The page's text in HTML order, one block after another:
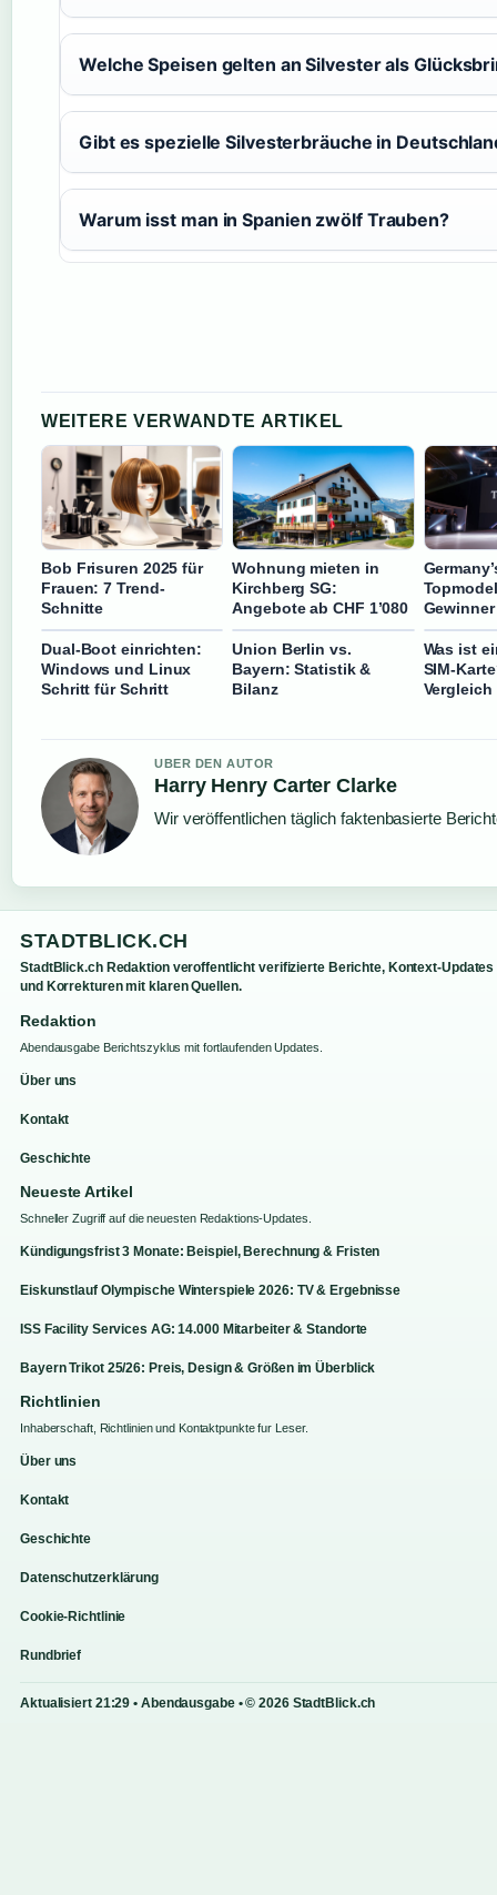
Welche Speisen gelten an Silvester als
Gibt es spezielle Silvesterbräuche in
Warum isst man in Spanien zwölf Trauben?
WEITERE VERWANDTE ARTIKEL
Bob Frisuren 2025 für
Frauen: 7 Trend-
Schnitte
Wohnung mieten in
Kirchberg SG:
Angebote ab CHF 1’080
Dual-Boot einrichten:
Windows und Linux
Schritt für Schritt
Union Berlin vs.
Bayern: Statistik &
Bilanz
Was ist
SIM-
Vergleich
UBER DEN AUTOR
Harry Henry Carter Clarke
Wir veröffentlichen täglich faktenbasierte
STADTBLICK.CH
StadtBlick.ch Redaktion veroffentlicht verifizierte Berichte, Kontext-Updates
und Korrekturen mit klaren Quellen.
Redaktion
Abendausgabe Berichtszyklus mit fortlaufenden Updates.
Über uns
Kontakt
Geschichte
Neueste Artikel
Schneller Zugriff auf die neuesten Redaktions-Updates.
Kündigungsfrist 3 Monate: Beispiel, Berechnung & Fristen
Eiskunstlauf Olympische Winterspiele 2026: TV & Ergebnisse
ISS Facility Services AG: 14.000 Mitarbeiter & Standorte
Bayern Trikot 25/26: Preis, Design & Größen im Überblick
Richtlinien
Inhaberschaft, Richtlinien und Kontaktpunkte fur Leser.
Über uns
Kontakt
Geschichte
Datenschutzerklärung
Cookie-Richtlinie
Rundbrief
Aktualisiert 21:29 • Abendausgabe • © 2026 StadtBlick.ch